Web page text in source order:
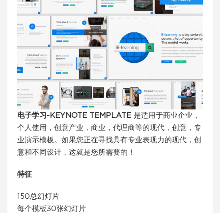
电子学习-KEYNOTE TEMPLATE 是适用于商业企业，
个人使用，创意产业，商业，代理商等的现代，创意，专
业演示模板。如果您正在寻找具有专业表现力的现代，创
意和不同设计，这就是您所需要的！
特征
150总幻灯片
每个模板30张幻灯片